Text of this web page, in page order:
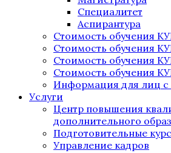
Специалитет
Аспирантура
Стоимость обучения
Стоимость обучения
Стоимость обучения
Стоимость обучения
Информация для лиц
Услуги
Центр повышения
дополнительного
Подготовительные
Управление кадров